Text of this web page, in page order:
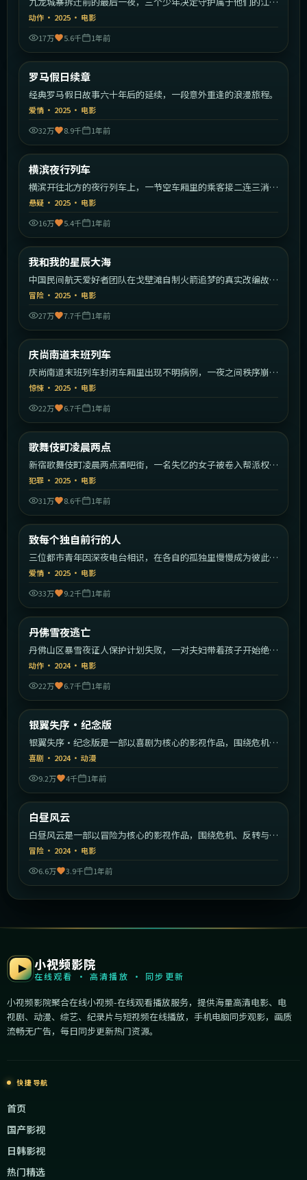
湖。
动作 · 2025 · 电影
17万
5.6千 1年前
最新
罗马假日续章
经典罗马假日故事六十年后的延续，一段意外重逢的浪漫旅程。
爱情 · 2025 · 电影
32万
8.9千 1年前
最新
横滨夜行列车
横滨开往北方的夜行列车上，一节空车厢里的乘客接二连三消
失。
悬疑 · 2025 · 电影
16万
5.4千 1年前
最新
我和我的星辰大海
中国民间航天爱好者团队在戈壁滩自制火箭追梦的真实改编故
事。
冒险 · 2025 · 电影
27万
7.7千 1年前
最新
庆尚南道末班列车
庆尚南道末班列车封闭车厢里出现不明病例，一夜之间秩序崩
塌。
惊悚 · 2025 · 电影
22万
6.7千 1年前
最新
歌舞伎町凌晨两点
新宿歌舞伎町凌晨两点酒吧街，一名失忆的女子被卷入帮派权力
斗争。
犯罪 · 2025 · 电影
31万
8.6千 1年前
最新
致每个独自前行的人
三位都市青年因深夜电台相识，在各自的孤独里慢慢成为彼此的
灯塔。
爱情 · 2025 · 电影
33万
9.2千 1年前
最新
丹佛雪夜逃亡
丹佛山区暴雪夜证人保护计划失败，一对夫妇带着孩子开始绝命
逃亡。
动作 · 2024· 电影
22万
6.7千 1年前
最新
银翼失序·纪念版
银翼失序·纪念版是一部以喜剧为核心的影视作品，围绕危机、
反转与人物成长展开，整体节奏紧凑，值得推荐观看。
喜剧 · 2024· 动漫
9.2万
4千 1年前
最新
白昼风云
白昼风云是一部以冒险为核心的影视作品，围绕危机、反转与人
物成长展开，整体节奏紧凑，值得推荐观看。
冒险 · 2024· 电影
6.6万
3.9千 1年前
小视频影院
在线观看 · 高清播放 · 同步更新
小视频影院聚合在线小视频-在线观看播放服务，提供海量高清电影、电
视剧、动漫、综艺、纪录片与短视频在线播放，手机电脑同步观影，画质
流畅无广告，每日同步更新热门资源。
快捷导航
首页
国产影视
日韩影视
热门精选